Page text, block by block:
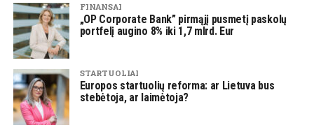
FINANSAI
„OP Corporate Bank” pirmąjį pusmetį paskolų
portfelį augino 8% iki 1,7 mlrd. Eur
STARTUOLIAI
Europos startuolių reforma: ar Lietuva bus
stebėtoja, ar laimėtoja?